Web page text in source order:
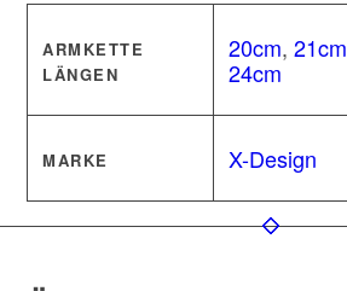
ARMKETTE
LÄNGEN
20cm,21cm
24cm
MARKE X-Design